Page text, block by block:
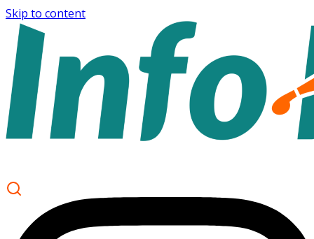
Skip to content